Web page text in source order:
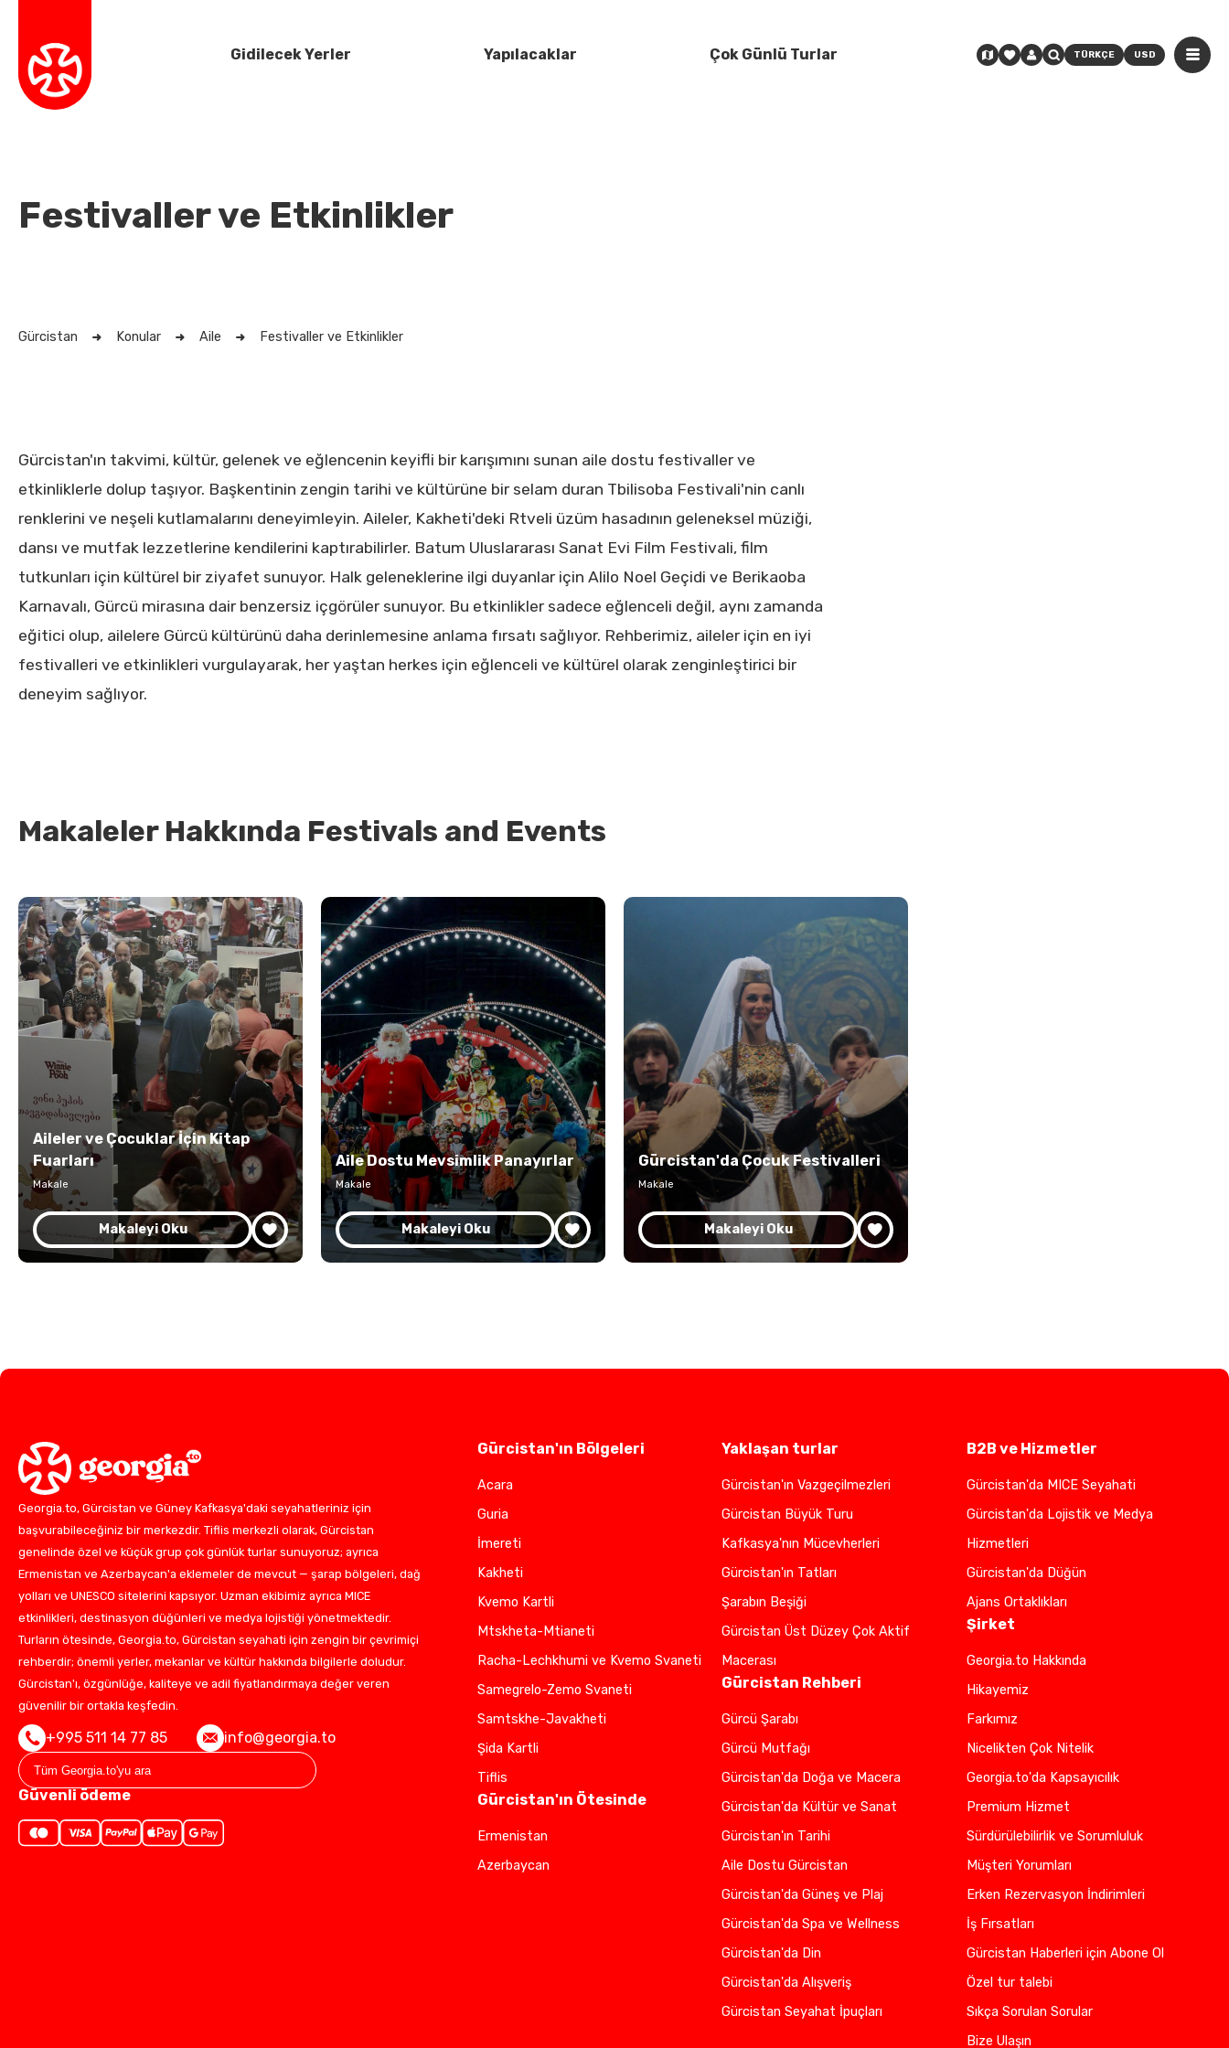
Gidilecek Yerler Yapılacaklar Çok Günlü Turlar TÜRKÇE USD
Festivaller ve Etkinlikler
Gürcistan Konular Aile Festivaller ve Etkinlikler
Gürcistan'ın takvimi, kültür, gelenek ve eğlencenin keyifli bir karışımını sunan aile dostu festivaller ve
etkinliklerle dolup taşıyor. Başkentinin zengin tarihi ve kültürüne bir selam duran Tbilisoba Festivali'nin canlı
renklerini ve neşeli kutlamalarını deneyimleyin. Aileler, Kakheti'deki Rtveli üzüm hasadının geleneksel müziği,
dansı ve mutfak lezzetlerine kendilerini kaptırabilirler. Batum Uluslararası Sanat Evi Film Festivali, film
tutkunları için kültürel bir ziyafet sunuyor. Halk geleneklerine ilgi duyanlar için Alilo Noel Geçidi ve Berikaoba
Karnavalı, Gürcü mirasına dair benzersiz içgörüler sunuyor. Bu etkinlikler sadece eğlenceli değil, aynı zamanda
eğitici olup, ailelere Gürcü kültürünü daha derinlemesine anlama fırsatı sağlıyor. Rehberimiz, aileler için en iyi
festivalleri ve etkinlikleri vurgulayarak, her yaştan herkes için eğlenceli ve kültürel olarak zenginleştirici bir
deneyim sağlıyor.
Makaleler Hakkında Festivals and Events
Aileler ve Çocuklar İçin Kitap
Fuarları
Makale
Makaleyi Oku
Aile Dostu Mevsimlik Panayırlar
Makale
Makaleyi Oku
Gürcistan'da Çocuk Festivalleri
Makale
Makaleyi Oku
Georgia.to, Gürcistan ve Güney Kafkasya'daki seyahatleriniz için
başvurabileceğiniz bir merkezdir. Tiflis merkezli olarak, Gürcistan
genelinde özel ve küçük grup çok günlük turlar sunuyoruz; ayrıca
Ermenistan ve Azerbaycan'a eklemeler de mevcut — şarap bölgeleri, dağ
yolları ve UNESCO sitelerini kapsıyor. Uzman ekibimiz ayrıca MICE
etkinlikleri, destinasyon düğünleri ve medya lojistiği yönetmektedir.
Turların ötesinde, Georgia.to, Gürcistan seyahati için zengin bir çevrimiçi
rehberdir; önemli yerler, mekanlar ve kültür hakkında bilgilerle doludur.
Gürcistan'ı, özgünlüğe, kaliteye ve adil fiyatlandırmaya değer veren
güvenilir bir ortakla keşfedin.
+995 511 14 77 85 info@georgia.to
Güvenli ödeme
Gürcistan'ın Bölgeleri
Acara
Guria
İmereti
Kakheti
Kvemo Kartli
Mtskheta-Mtianeti
Racha-Lechkhumi ve Kvemo Svaneti
Samegrelo-Zemo Svaneti
Samtskhe-Javakheti
Şida Kartli
Tiflis
Gürcistan'ın Ötesinde
Ermenistan
Azerbaycan
Yaklaşan turlar
Gürcistan'ın Vazgeçilmezleri
Gürcistan Büyük Turu
Kafkasya'nın Mücevherleri
Gürcistan'ın Tatları
Şarabın Beşiği
Gürcistan Üst Düzey Çok Aktif
Macerası
Gürcistan Rehberi
Gürcü Şarabı
Gürcü Mutfağı
Gürcistan'da Doğa ve Macera
Gürcistan'da Kültür ve Sanat
Gürcistan'ın Tarihi
Aile Dostu Gürcistan
Gürcistan'da Güneş ve Plaj
Gürcistan'da Spa ve Wellness
Gürcistan'da Din
Gürcistan'da Alışveriş
Gürcistan Seyahat İpuçları
B2B ve Hizmetler
Gürcistan'da MICE Seyahati
Gürcistan'da Lojistik ve Medya
Hizmetleri
Gürcistan'da Düğün
Ajans Ortaklıkları
Şirket
Georgia.to Hakkında
Hikayemiz
Farkımız
Nicelikten Çok Nitelik
Georgia.to'da Kapsayıcılık
Premium Hizmet
Sürdürülebilirlik ve Sorumluluk
Müşteri Yorumları
Erken Rezervasyon İndirimleri
İş Fırsatları
Gürcistan Haberleri için Abone Ol
Özel tur talebi
Sıkça Sorulan Sorular
Bize Ulaşın